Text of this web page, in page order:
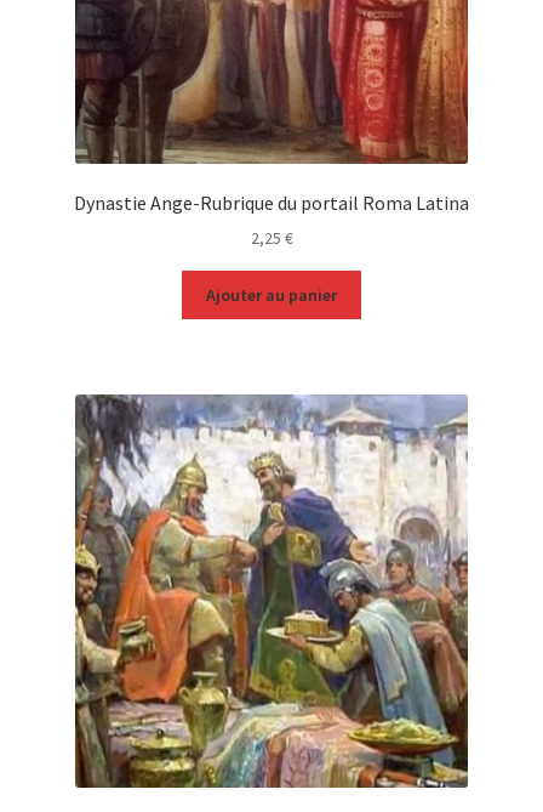
Dynastie Ange-Rubrique du portail Roma Latina
2,25 €
Ajouter au panier